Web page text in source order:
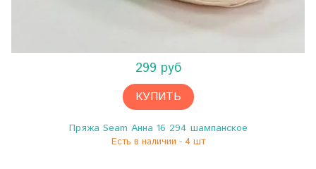
299 руб
КУПИТЬ
Пряжа Seam Анна 16 294 шампанское
Есть в наличии - 4 шт